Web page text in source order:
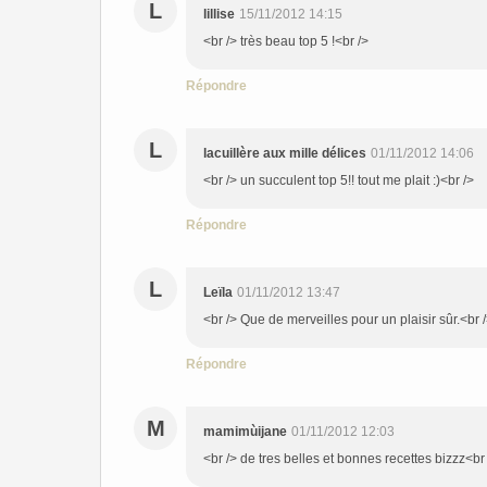
L lillise 15/11/2012 14:15
<br /> très beau top 5 !<br />
Répondre
L lacuillère aux mille délices 01/11/2012 14:06
<br /> un succulent top 5!! tout me plait :)<br />
Répondre
L Leïla 01/11/2012 13:47
<br /> Que de merveilles pour un plaisir sûr.<br
Répondre
M mamimùijane 01/11/2012 12:03
<br /> de tres belles et bonnes recettes bizzz<br